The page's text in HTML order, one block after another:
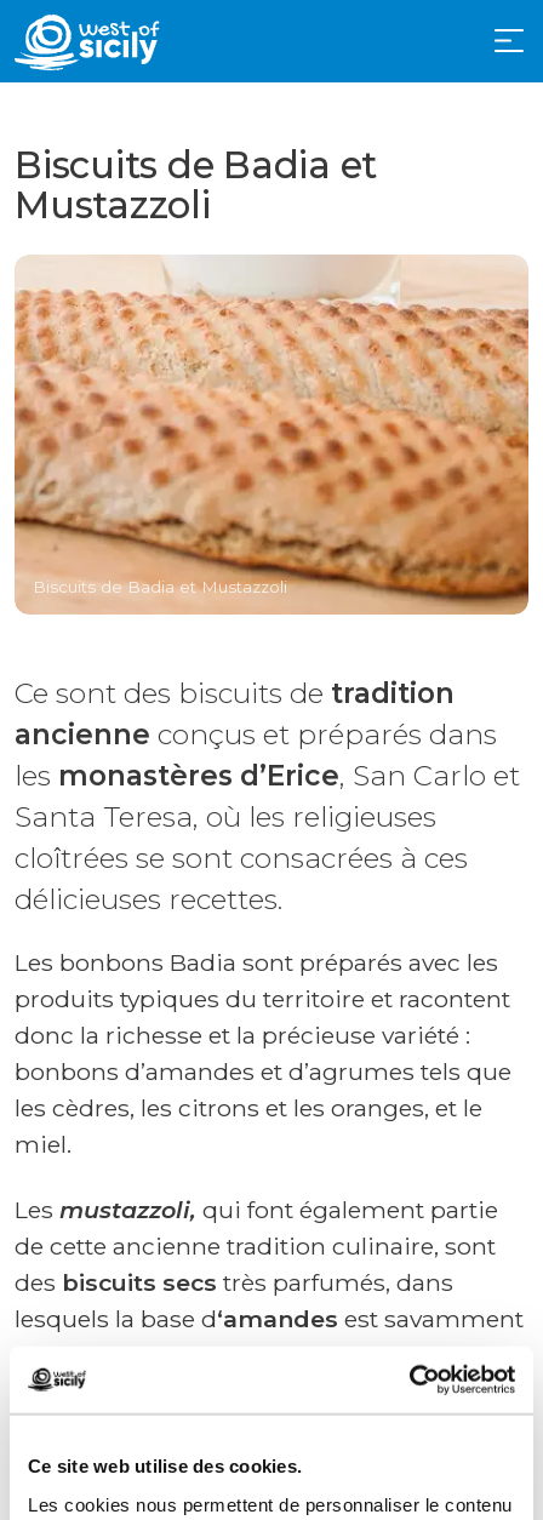
Ce site web utilise des cookies.
Les cookies nous permettent de personnaliser le contenu
Biscuits de Badia et
Mustazzoli
Biscuits de Badia et Mustazzoli
Ce sont des biscuits de tradition
ancienne conçus et préparés dans
les monastères d’Erice, San Carlo et
Santa Teresa, où les religieuses
cloîtrées se sont consacrées à ces
délicieuses recettes.
Les bonbons Badia sont préparés avec les
produits typiques du territoire et racontent
donc la richesse et la précieuse variété :
bonbons d’amandes et d’agrumes tels que
les cèdres, les citrons et les oranges, et le
miel.
Les mustazzoli, qui font également partie
de cette ancienne tradition culinaire, sont
des biscuits secs très parfumés, dans
lesquels la base d‘amandes est savamment
ingrédients tels que
la cannelle et les clous
parfaite avec levin douxavec lequel ils sont
consommés pour adoucir leur consistance,